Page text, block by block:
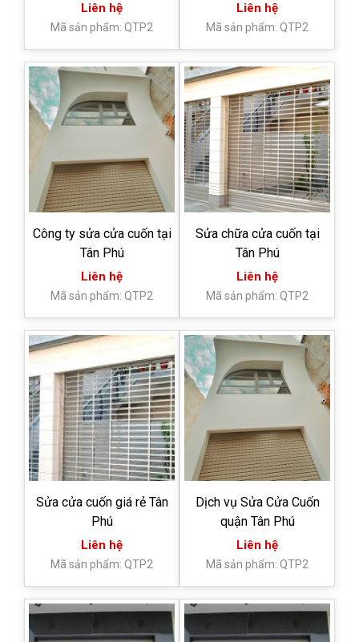
Liên hệ
Mã sản phẩm: QTP2
Liên hệ
Mã sản phẩm: QTP2
Công ty sửa cửa cuốn tại
Tân Phú
Liên hệ
Mã sản phẩm: QTP2
Sửa chữa cửa cuốn tại
Tân Phú
Liên hệ
Mã sản phẩm: QTP2
Sửa cửa cuốn giá rẻ Tân
Phú
Liên hệ
Mã sản phẩm: QTP2
Dịch vụ Sửa Cửa Cuốn
quận Tân Phú
Liên hệ
Mã sản phẩm: QTP2